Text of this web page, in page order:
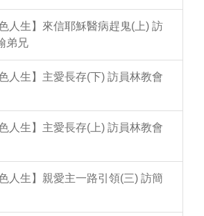
人生】來信耶穌醫病趕鬼(上) 訪
弟兄
人生】主愛長存(下) 訪員林教會
人生】主愛長存(上) 訪員林教會
人生】親愛主一路引領(三) 訪簡